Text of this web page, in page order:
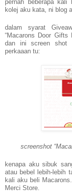
pernah beberapa kali
kolej aku kata, ni blog
dalam syarat
“Macarons Door Gifts
dan ini screen shot
perkaaan tu:
screenshot
kenapa aku sibuk
atau bebel lebih-lebih
kali aku beli
Merci Store.